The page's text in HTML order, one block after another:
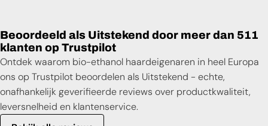
Beoordeeld als Uitstekend door meer dan 511
klanten op Trustpilot
Ontdek waarom bio-ethanol haardeigenaren in heel Europa
ons op Trustpilot beoordelen als Uitstekend - echte,
onafhankelijk geverifieerde reviews over productkwaliteit,
leversnelheid en klantenservice.